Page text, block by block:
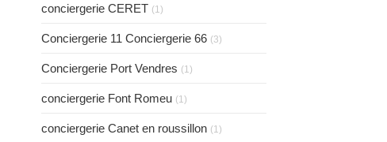
conciergerie CERET (1)
Conciergerie 11 Conciergerie 66 (3)
Conciergerie Port Vendres (1)
conciergerie Font Romeu (1)
conciergerie Canet en roussillon (1)